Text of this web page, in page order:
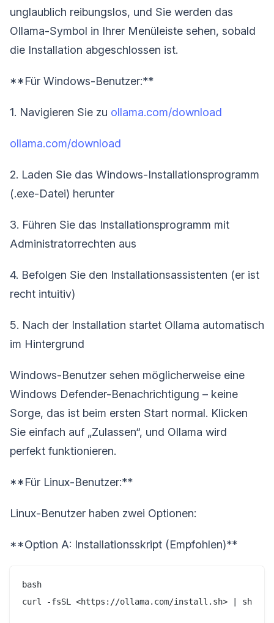
unglaublich reibungslos, und Sie werden das
Ollama-Symbol in Ihrer Menüleiste sehen, sobald
die Installation abgeschlossen ist.
**Für Windows-Benutzer:**
1. Navigieren Sie zu ollama.com/download
ollama.com/download
2. Laden Sie das Windows-Installationsprogramm
(.exe-Datei) herunter
3. Führen Sie das Installationsprogramm mit
Administratorrechten aus
4. Befolgen Sie den Installationsassistenten (er ist
recht intuitiv)
5. Nach der Installation startet Ollama automatisch
im Hintergrund
Windows-Benutzer sehen möglicherweise eine
Windows Defender-Benachrichtigung – keine
Sorge, das ist beim ersten Start normal. Klicken
Sie einfach auf „Zulassen“, und Ollama wird
perfekt funktionieren.
**Für Linux-Benutzer:**
Linux-Benutzer haben zwei Optionen:
**Option A: Installationsskript (Empfohlen)**
bash
curl -fsSL <https://ollama.com/install.sh> | sh